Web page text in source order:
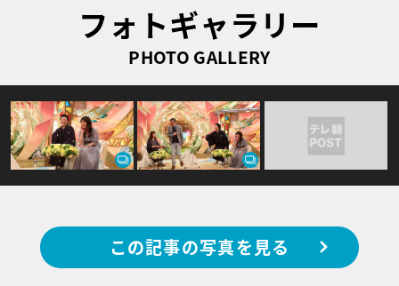
フォトギャラリー
PHOTO GALLERY
この記事の写真を見る